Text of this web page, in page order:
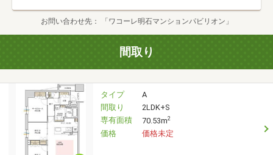
お問い合わせ先 「ワコーレ明石マンションパビリオン」
間取り
タイプ
A
間取り
2LDK+S
専有面積
70.53m2
価格 価格未定